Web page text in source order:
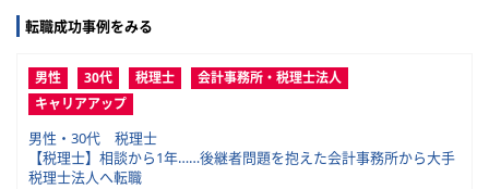
転職成功事例をみる
男性 30代 税理士
会計事務所・税理士法人
キャリアアップ
男性・30代 税理士
【税理士】相談から1年……後継者問題を抱えた会計事務所から大手
税理士法人へ転職